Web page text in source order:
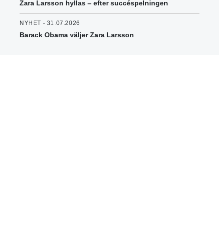
Zara Larsson hyllas – efter succéspelningen
NYHET - 31.07.2026
Barack Obama väljer Zara Larsson